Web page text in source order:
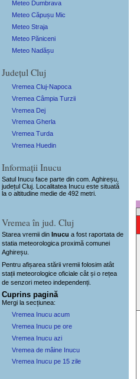
Meteo Dumbrava
Meteo Căpușu Mic
Meteo Straja
Meteo Păniceni
Meteo Nadășu
Județul Cluj
Vremea Cluj-Napoca
Vremea Câmpia Turzii
Vremea Dej
Vremea Gherla
Vremea Turda
Vremea Huedin
Informații Inucu
Satul Inucu face parte din com. Aghireșu,
județul Cluj. Localitatea Inucu este situată
la o altitudine medie de 492 metri.
Vremea în jud. Cluj
Starea vremii dinInucu a fost raportata de
statia meteorologica proximă comunei
Aghireșu.
Pentru afișarea stării vremii folosim atât
stații meteorologice oficiale cât și o rețea
de senzori meteoindependenți
Cuprins pagină
Mergi la secțiunea:
Vremea Inucu acum
Vremea Inucu pe ore
Vremea Inucu azi
Vremea de mâine Inucu
Vremea Inucu pe 15 zile